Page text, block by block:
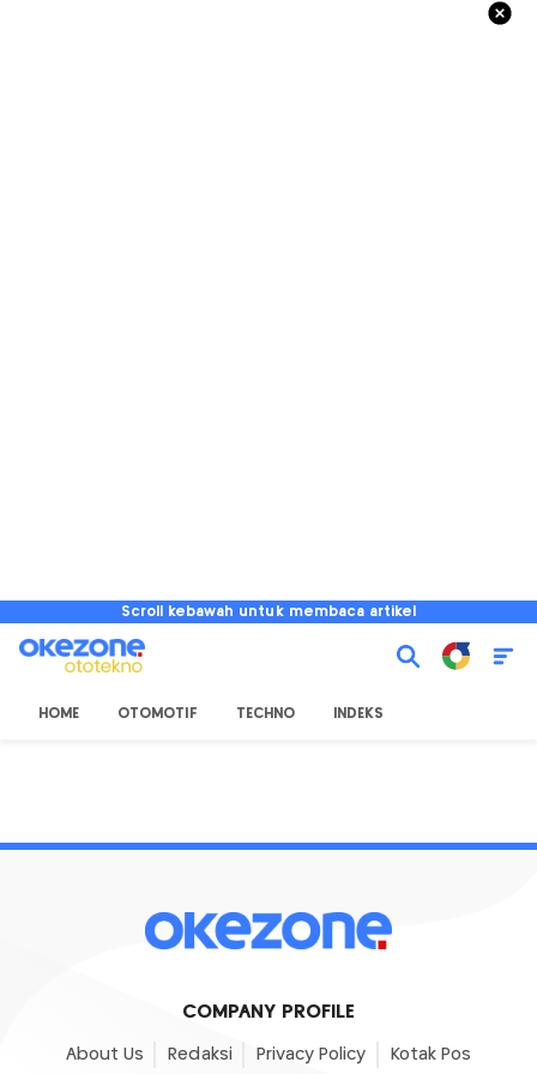
Scroll kebawah untuk membaca artikel
HOME OTOMOTIF TECHNO INDEKS
COMPANY PROFILE
About Us Redaksi Privacy Policy Kotak Pos